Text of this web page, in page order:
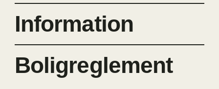
Information
Boligreglement